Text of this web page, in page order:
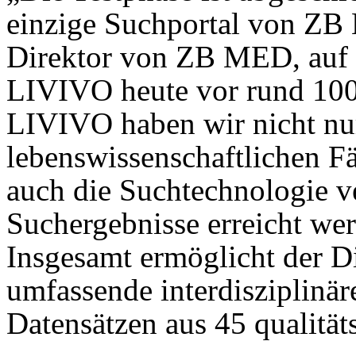
einzige Suchportal von
Direktor von ZB MED,
LIVIVO heute vor rund
LIVIVO haben wir nicht
lebenswissenschaftlichen
auch die Suchtechnologie
Suchergebnisse erreicht
Insgesamt ermöglicht der
umfassende
Datensätzen aus 45